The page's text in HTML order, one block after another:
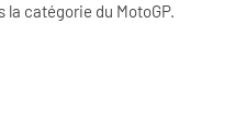
catégorie du MotoGP.